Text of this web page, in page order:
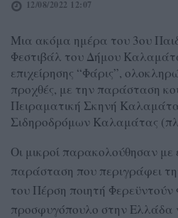
12/08/2022 12:07
Μια ακόμα ημέρα του 3ου
Φεστιβάλ του Δήμου
επιχείρησης “Φάρις”,
προχθές, με την παράσταση
Πειραματική Σκηνή
Σιδηροδρόμων Καλαμάτας
Οι μικροί παρακολούθησαν με
παράσταση που περιγράφει
του Πέρση ποιητή
προσφυγόπουλο στην Ελλάδα